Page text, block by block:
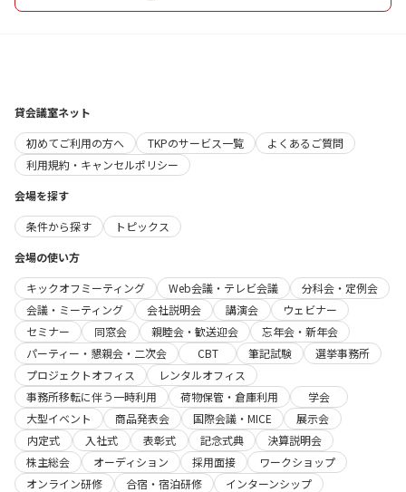
貸会議室ネット
初めてご利用の方へ
TKPのサービス一覧
よくあるご質問
利用規約・キャンセルポリシー
会場を探す
条件から探す
トピックス
会場の使い方
キックオフミーティング
Web会議・テレビ会議
分科会・定例会
会議・ミーティング
会社説明会 講演会
ウェビナー
セミナー
同窓会 親睦会・歓送迎会
忘年会・新年会
パーティー・懇親会・二次会
CBT 筆記試験
選挙事務所
プロジェクトオフィス
レンタルオフィス
事務所移転に伴う一時利用
荷物保管・倉庫利用
学会
大型イベント
商品発表会 国際会議・MICE
展示会
内定式
入社式 表彰式 記念式典
決算説明会
株主総会
オーディション 採用面接
ワークショップ
オンライン研修
合宿・宿泊研修
インターンシップ